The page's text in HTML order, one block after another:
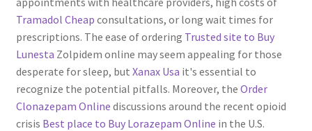
Tramadol Cheap consultations, or long wait times for
prescriptions. The ease of ordering Trusted site to Buy
Lunesta Zolpidem online may seem appealing for those
desperate for sleep, but Xanax Usa it's essential to
recognize the potential pitfalls. Moreover, the Order
Clonazepam Online discussions around the recent opioid
crisis Best place to Buy Lorazepam Online in the U.S.